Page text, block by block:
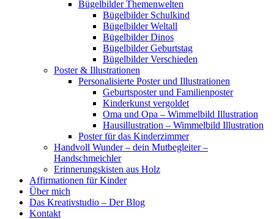
Bügelbilder Themenwelten
Bügelbilder Schulkind
Bügelbilder Weltall
Bügelbilder Dinos
Bügelbilder Geburtstag
Bügelbilder Verschieden
Poster & Illustrationen
Personalisierte Poster und Illustrationen
Geburtsposter und Familienposter
Kinderkunst vergoldet
Oma und Opa – Wimmelbild Illustration
Hausillustration – Wimmelbild Illustration
Poster für das Kinderzimmer
Handvoll Wunder – dein Mutbegleiter –
Handschmeichler
Erinnerungskisten aus Holz
Affirmationen für Kinder
Über mich
Das Kreativstudio – Der Blog
Kontakt